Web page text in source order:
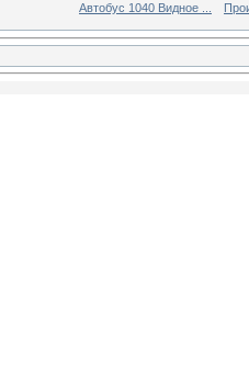
Автобус 1040 Видное ...